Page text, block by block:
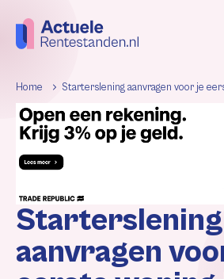
Home Starterslening aanvragen voor je
Starterslening
aanvragen